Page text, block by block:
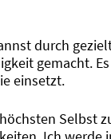
durch
gemacht.
einsetzt.
Selbst